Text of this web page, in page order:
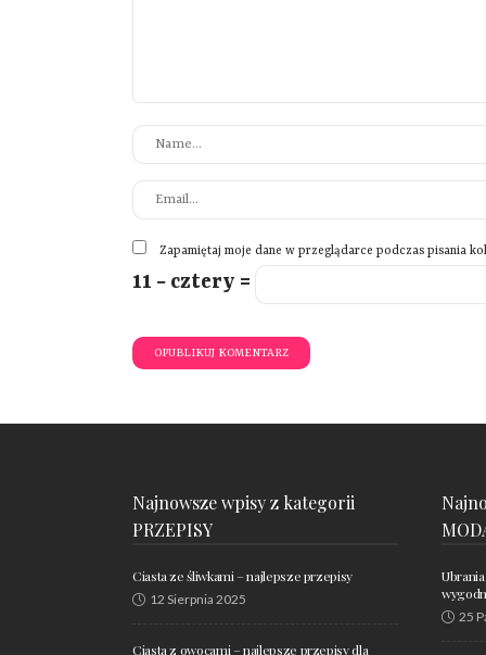
Zapamiętaj moje dane w przeglądarce podczas pisania
11 − cztery =
Najnowsze wpisy z kategorii
PRZEPISY
Ciasta ze śliwkami – najlepsze przepisy
12 Sierpnia 2025
Ciasta z owocami – najlepsze przepisy dla
25